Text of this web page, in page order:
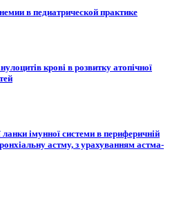
в педиатрической практике
крові в розвитку атопічної
імунної системи в периферичній
астму, з урахуванням астма-